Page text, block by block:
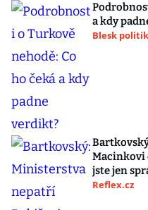
a kdy
Blesk
Macinkovi
jste jen
Reflex.cz